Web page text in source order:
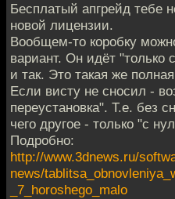
Бесплатый апгрейд тебе
новой лицензии.
Вообщем-то коробку
вариант. Он идёт "только
и так. Это такая же
Если висту не сносил -
переустановка". Т.е. без
чего другое - только "с
Подробно:
http://www.3dnews.ru/
news/
_7_horoshego_malo